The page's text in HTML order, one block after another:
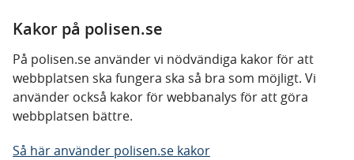
Kakor på polisen.se
På polisen.se använder vi nödvändiga kakor för att
webbplatsen ska fungera ska så bra som möjligt. Vi
använder också kakor för webbanalys för att göra
webbplatsen bättre.
Så här använder polisen.se kakor